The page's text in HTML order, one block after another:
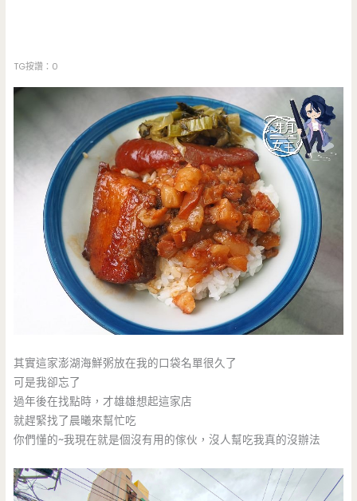
TG按讚：0
其實這家澎湖海鮮粥放在我的口袋名單很久了
可是我卻忘了
過年後在找點時，才雄雄想起這家店
就趕緊找了晨曦來幫忙吃
你們懂的~我現在就是個沒有用的傢伙，沒人幫吃我真的沒辦法